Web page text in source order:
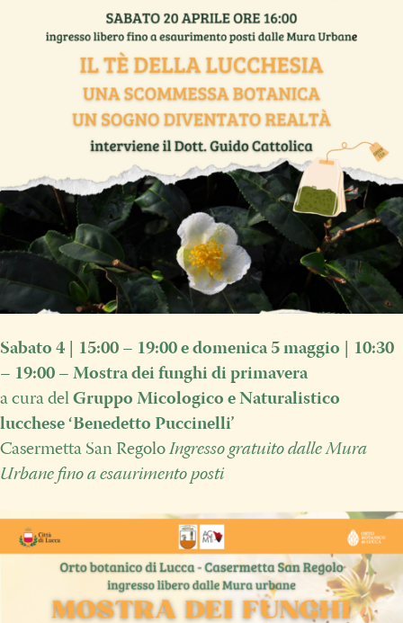
Sabato 4 | 15:00 – 19:00 e domenica 5 maggio
| 10:30
– 19:00 – Mostra dei funghi di primavera
a cura del Gruppo Micologico e Naturalistico
lucchese ‘Benedetto Puccinelli’
Casermetta San RegoloIngresso gratuito dalle Mura
Urbane fino a esaurimento posti